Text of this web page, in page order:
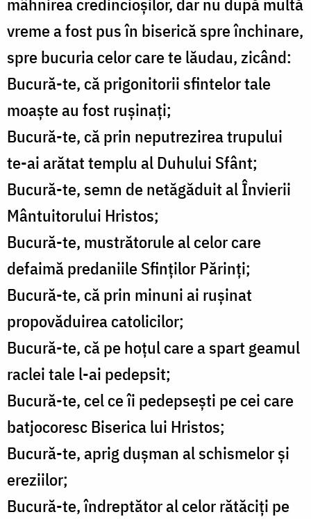
mâhnirea credincioşilor, dar nu după multă
vreme a fost pus în biserică spre închinare,
spre bucuria celor care te lăudau, zicând:
Bucură-te, că prigonitorii sfintelor tale
moaşte au fost ruşinaţi;
Bucură-te, că prin neputrezirea trupului
te-ai arătat templu al Duhului Sfânt;
Bucură-te, semn de netăgăduit al Învierii
Mântuitorului Hristos;
Bucură-te, mustrătorule al celor care
defaimă predaniile Sfinţilor Părinţi;
Bucură-te, că prin minuni ai ruşinat
propovăduirea catolicilor;
Bucură-te, că pe hoţul care a spart geamul
raclei tale l-ai pedepsit;
Bucură-te, cel ce îi pedepseşti pe cei care
batjocoresc Biserica lui Hristos;
Bucură-te, aprig duşman al schismelor şi
ereziilor;
Bucură-te, îndreptător al celor rătăciţi pe